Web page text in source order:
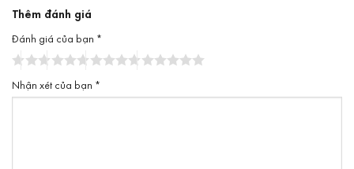
Thêm đánh giá
Đánh giá của bạn *
Nhận xét của bạn *